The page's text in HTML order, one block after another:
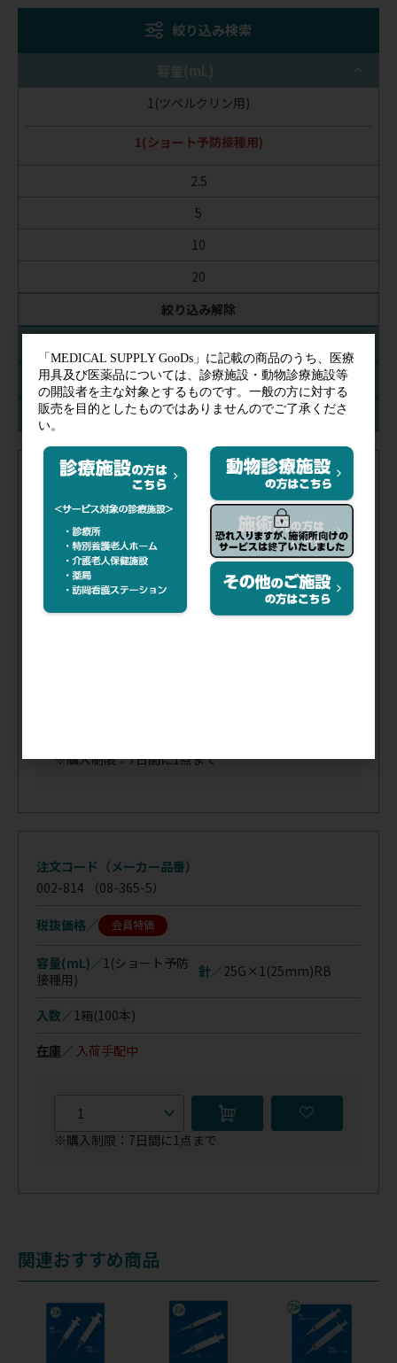
絞り込み検索
絞り込み解除
1(ツベルクリン用)
1(ショート予防接種用)
2.5
5
10
20
容量(mL)
入数
在庫
注文コード（メーカー品番）
002-813（08-362-4）
税抜価格 会員特価
容量(mL)／1(ショート予防
接種用)
23G×1(25mm)RB
※購入制限：7日間に1点まで
注文コード（メーカー品番）
002-814 （08-365-5）
税抜価格 会員特価
容量(mL)／1(ショート予防
接種用)
針／25G×1(25mm)RB
入数／1箱(100本)
在庫 ／ 入荷手配中
※購入制限：7日間に1点まで
関連おすすめ商品